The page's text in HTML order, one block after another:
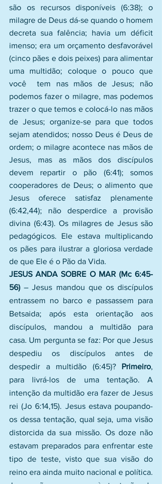
são os recursos disponíveis (6:38); o
milagre de Deus dá-se quando o homem
decreta sua falência; havia um déficit
imenso; era um orçamento desfavorável
(cinco pães e dois peixes) para alimentar
uma multidão; coloque o pouco que
você  tem nas mãos de Jesus; não
podemos fazer o milagre, mas podemos
trazer o que temos e colocá-lo nas mãos
de Jesus; organize-se para que todos
sejam atendidos; nosso Deus é Deus de
ordem; o milagre acontece nas mãos de
Jesus, mas as mãos dos discípulos
devem repartir o pão (6:41); somos
cooperadores de Deus; o alimento que
Jesus oferece satisfaz plenamente
(6:42,44); não desperdice a provisão
divina (6:43). Os milagres de Jesus são
pedagógicos. Ele estava multiplicando
os pães para ilustrar a gloriosa verdade
de que Ele é o Pão da Vida.
JESUS ANDA SOBRE O MAR (Mc 6:45-
56) – Jesus mandou que os discípulos
entrassem no barco e passassem para
Betsaida; após esta orientação aos
discípulos, mandou a multidão para
casa. Um pergunta se faz: Por que Jesus
despediu os discípulos antes de
despedir a multidão (6:45)? Primeiro,
para livrá-los de uma tentação. A
intenção da multidão era fazer de Jesus
rei (Jo 6:14,15). Jesus estava poupando-
os dessa tentação, qual seja, uma visão
distorcida da sua missão. Os doze não
estavam preparados para enfrentar este
tipo de teste, visto que sua visão do
reino era ainda muito nacional e política.